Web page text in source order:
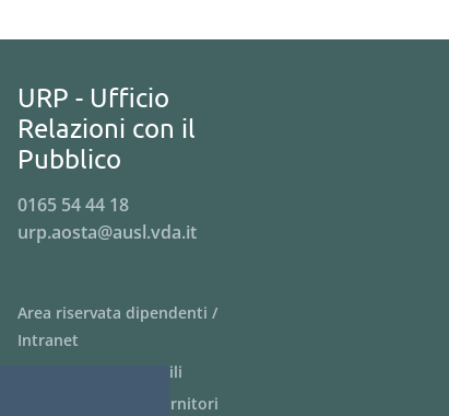
URP - Ufficio
Relazioni con il
Pubblico
0165 54 44 18
urp.aosta@ausl.vda.it
Area riservata dipendenti /
Intranet
Siti tematici - link utili
Informazioni per i fornitori